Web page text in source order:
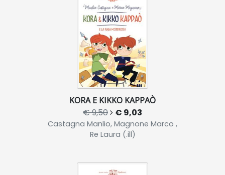
KORA E KIKKO KAPPAÒ
€ 9,50 € 9,03
Castagna Manlio, Magnone Marco ,
Re Laura (.ill)